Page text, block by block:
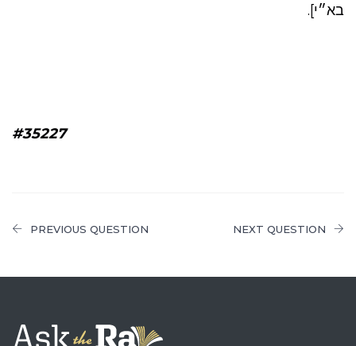
בא״י].
#35227
PREVIOUS QUESTION NEXT QUESTION